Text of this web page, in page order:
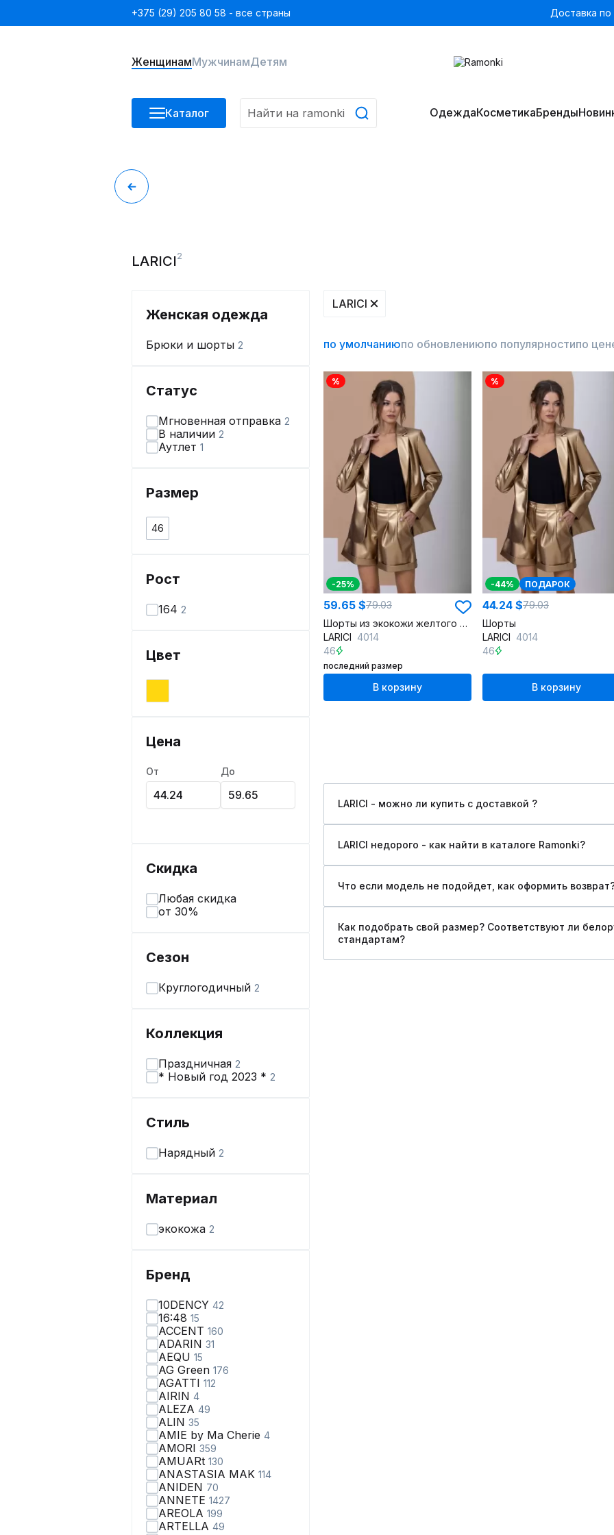
+375 (29) 205 80 58 - все страны Доставка
ЖенщинамМужчинамДетям
Каталог ОдеждаКосметикаБренды
LARICI2
Женская одежда
Брюки и шорты 2
Статус
Мгновенная отправка 2
В наличии 2
Аутлет 1
Размер
46
Рост
164 2
Цвет
Цена
От До
Скидка
Любая скидка
от 30%
Сезон
Круглогодичный 2
Коллекция
Праздничная 2
* Новый год 2023 * 2
Стиль
Нарядный 2
Материал
экокожа 2
Бренд
10DENCY 42
16:48 15
ACCENT 160
ADARIN 31
AEQU 15
AG Green 176
AGATTI 112
AIRIN 4
ALEZA 49
ALIN 35
AMIE by Ma Сherie 4
AMORI 359
AMUARt 130
ANASTASIA MAK 114
ANIDEN 70
ANNETE 1427
AREOLA 199
ARTELLA 49
LARICI
по умолчаниюпо обновлениюпо популярностипо
%
-25%
59.65 $79.03
Шорты из экокожи желтого цвета для кругогодичного ношения
LARICI 4014
46
последний размер
В корзину
%
-44% ПОДАРОК
44.24 $79.03
Шорты
LARICI 4014
46
В корзину
LARICI - можно ли купить c доставкой ?
LARICI недорого - как найти в каталоге Ramonki?
Что если модель не подойдет, как оформить
Как подобрать свой размер? Соответствуют ли
стандартам?